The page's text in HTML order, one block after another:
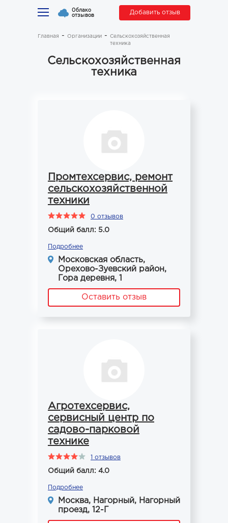
Облако
отзывов Добавить отзыв
Главная Организации
Сельскохозяйственная
техника
Сельскохозяйственная
техника
Промтехсервис, ремонт
сельскохозяйственной
техники
0 отзывов
Общий балл: 5.0
Подробнее
Московская область,
Орехово-Зуевский район,
Гора деревня, 1
Оставить отзыв
Агротехсервис,
сервисный центр по
садово-парковой
технике
1 отзывов
Общий балл: 4.0
Подробнее
Москва, Нагорный, Нагорный
проезд, 12-Г